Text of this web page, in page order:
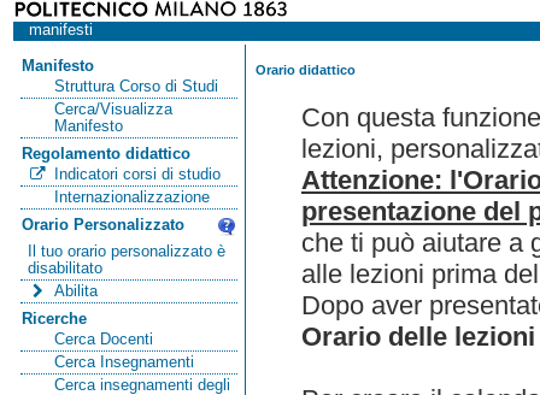
manifesti
Manifesto
Struttura Corso di Studi
Cerca/Visualizza
Manifesto
Regolamento didattico
Indicatori corsi di studio
Internazionalizzazione
Orario Personalizzato
Il tuo orario personalizzato è
disabilitato
Abilita
Ricerche
Cerca Docenti
Cerca Insegnamenti
Cerca insegnamenti degli
Orario didattico
Con questa
lezioni,
Attenzione:
presentazione del
che ti può aiutare a
alle lezioni prima
Dopo aver
Orario delle lezioni